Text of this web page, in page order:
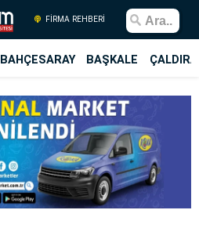
FİRMA REHBERİ
BAHÇESARAY BAŞKALE